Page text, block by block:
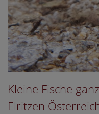
Kleine Fische
Elritzen